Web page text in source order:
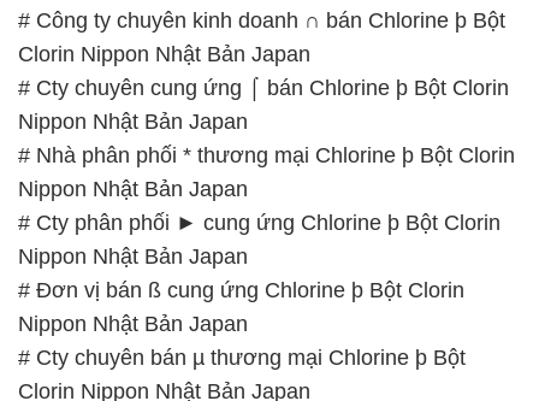
# Công ty chuyên kinh doanh ∩ bán Chlorine þ Bột
Clorin Nippon Nhật Bản Japan
# Cty chuyên cung ứng ⌠ bán Chlorine þ Bột Clorin
Nippon Nhật Bản Japan
# Nhà phân phối * thương mại Chlorine þ Bột Clorin
Nippon Nhật Bản Japan
# Cty phân phối ► cung ứng Chlorine þ Bột Clorin
Nippon Nhật Bản Japan
# Đơn vị bán ß cung ứng Chlorine þ Bột Clorin
Nippon Nhật Bản Japan
# Cty chuyên bán µ thương mại Chlorine þ Bột
Clorin Nippon Nhật Bản Japan